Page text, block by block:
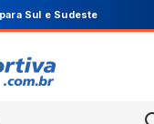
10% OFF na 1ª compra